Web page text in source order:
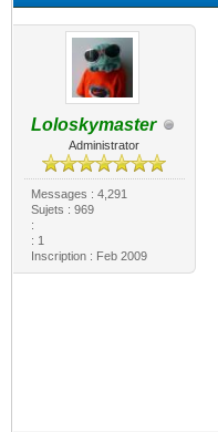
Loloskymaster
Administrator
Messages : 4,291
Sujets : 969
:
: 1
Inscription : Feb 2009